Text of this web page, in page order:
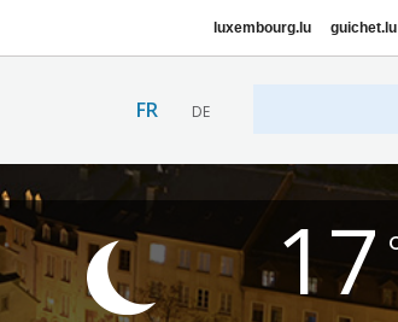
luxembourg.lu guichet.lu
FR DE
17